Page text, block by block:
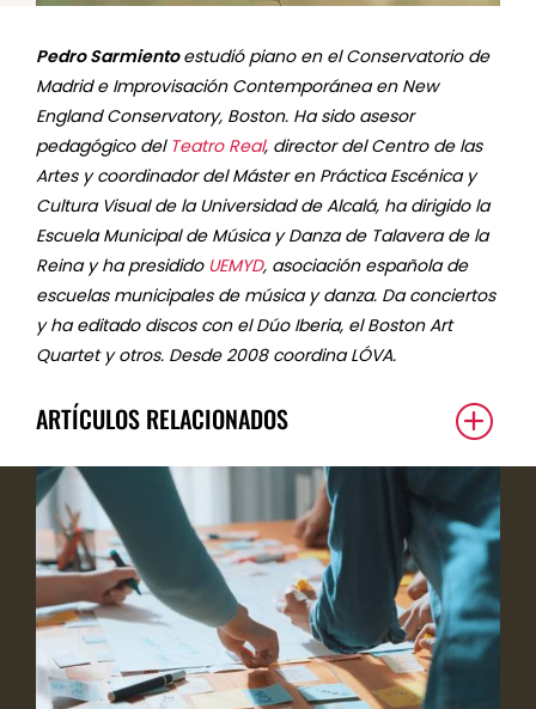
Pedro Sarmientoestudió piano en el Conservatorio de
Madrid e Improvisación Contemporánea en New
England Conservatory, Boston. Ha sido asesor
pedagógico del Teatro Real, director del Centro de las
Artes y coordinador del Máster en Práctica Escénica y
Cultura Visual de la Universidad de Alcalá, ha dirigido la
Escuela Municipal de Música y Danza de Talavera de la
Reina y ha presidido UEMYD, asociación española de
escuelas municipales de música y danza. Da conciertos
y ha editado discos con el Dúo Iberia, el Boston Art
Quartet y otros. Desde 2008 coordina LÓVA.
ARTÍCULOS RELACIONADOS